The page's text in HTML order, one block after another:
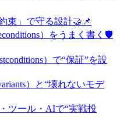
束」で守る設計🤝📌
）をうまく書く🛡️
）で“保証”を設
）と“壊れないモデ
ツール・AIで“実戦投